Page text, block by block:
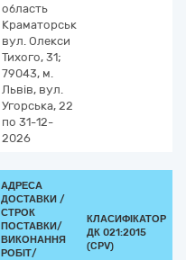
область
Краматорськ
вул. Олекси
Тихого, 31;
79043, м.
Львів, вул.
Угорська, 22
по 31-12-
2026
АДРЕСА
ДОСТАВКИ /
СТРОК
ПОСТАВКИ/
ВИКОНАННЯ
РОБІТ/
КЛАСИФІКАТОР
ДК 021:2015
(CPV)